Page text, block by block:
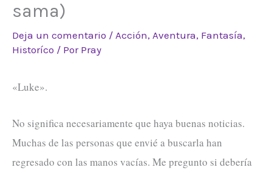
sama)
Deja un comentario / Acción, Aventura, Fantasía,
Historíco / Por Pray
«Luke».
No significa necesariamente que haya buenas noticias.
Muchas de las personas que envié a buscarla han
regresado con las manos vacías. Me pregunto si debería